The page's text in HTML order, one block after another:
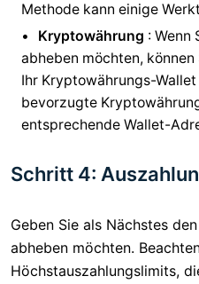
Methode kann einige
Kryptowährung : Wenn
abheben möchten,
Ihr Kryptowährungs-Wallet
bevorzugte
entsprechende Wallet-
Schritt 4:
Geben Sie als Nächstes
abheben möchten.
Höchstauszahlungslimits,